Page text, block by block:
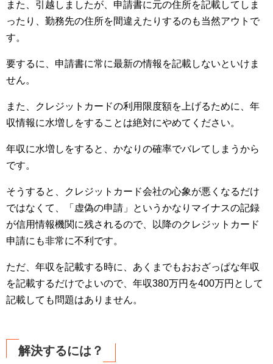
また、引越しましたが、申請書に元の住所を記載してしま
ったり、勤務先の住所を間違えたりするのも当然アウトで
す。
要するに、申請書に常に最新の情報を記載しないといけま
せん。
また、クレジットカードの利用限度額を上げるために、年
収情報に水増しをすることは絶対にやめてください。
年収に水増しをすると、かなりの確率でバレてしまうから
です。
そうすると、クレジットカード会社の心象が悪くなるだけ
ではなくて、「虚偽の申請」というかなりマイナスの記録
が信用情報機関に残されるので、以降のクレジットカード
申請にも非常に不利です。
ただ、年収を記載する時に、あくまでもおおざっぱな年収
を記載するだけでよいので、年収380万円を400万円として
記載しても問題はありません。
解決するには？